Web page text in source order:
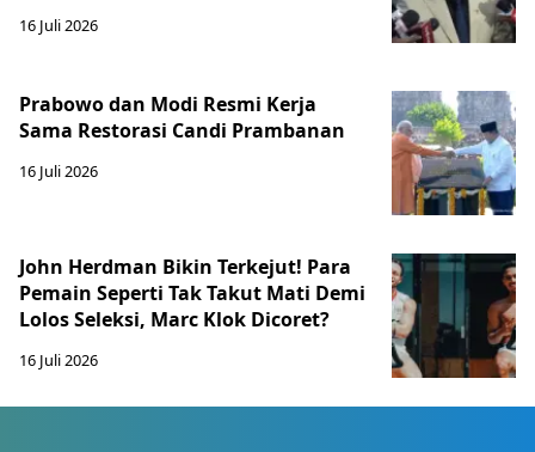
16 Juli 2026
Prabowo dan Modi Resmi Kerja
Sama Restorasi Candi Prambanan
16 Juli 2026
John Herdman Bikin Terkejut! Para
Pemain Seperti Tak Takut Mati Demi
Lolos Seleksi, Marc Klok Dicoret?
16 Juli 2026